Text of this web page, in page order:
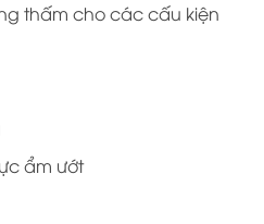
thấm cho các cấu kiện
ẩm ướt